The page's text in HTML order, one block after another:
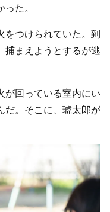
た。
をつけられていた。到
捕まえようとするが逃
が回っている室内にい
だ。そこに、琥太郎が